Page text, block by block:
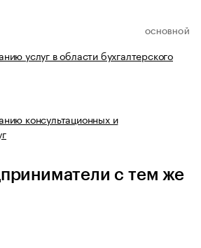
ОСНОВНОЙ
услуг в области бухгалтерского
консультационных и
с тем же